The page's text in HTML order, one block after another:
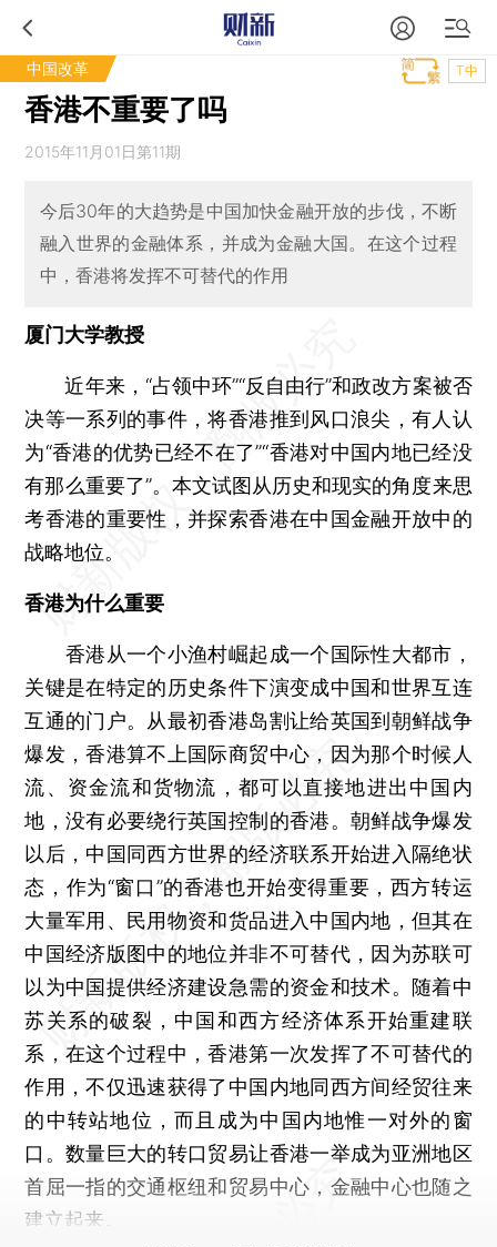
中国改革 T中
香港不重要了吗
2015年11月01日第11期
今后30年的大趋势是中国加快金融开放的步伐，不断
融入世界的金融体系，并成为金融大国。在这个过程
中，香港将发挥不可替代的作用
厦门大学教授
近年来，“占领中环”“反自由行”和政改方案被否
决等一系列的事件，将香港推到风口浪尖，有人认
为“香港的优势已经不在了”“香港对中国内地已经没
有那么重要了”。本文试图从历史和现实的角度来思
考香港的重要性，并探索香港在中国金融开放中的
战略地位。
香港为什么重要
香港从一个小渔村崛起成一个国际性大都市，
关键是在特定的历史条件下演变成中国和世界互连
互通的门户。从最初香港岛割让给英国到朝鲜战争
爆发，香港算不上国际商贸中心，因为那个时候人
流、资金流和货物流，都可以直接地进出中国内
地，没有必要绕行英国控制的香港。朝鲜战争爆发
以后，中国同西方世界的经济联系开始进入隔绝状
态，作为“窗口”的香港也开始变得重要，西方转运
大量军用、民用物资和货品进入中国内地，但其在
中国经济版图中的地位并非不可替代，因为苏联可
以为中国提供经济建设急需的资金和技术。随着中
苏关系的破裂，中国和西方经济体系开始重建联
系，在这个过程中，香港第一次发挥了不可替代的
作用，不仅迅速获得了中国内地同西方间经贸往来
的中转站地位，而且成为中国内地惟一对外的窗
口。数量巨大的转口贸易让香港一举成为亚洲地区
首屈一指的交通枢纽和贸易中心，金融中心也随之
建立起来。